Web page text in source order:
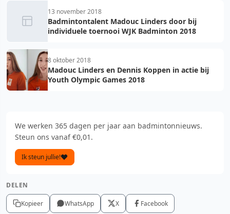
13 november 2018
Badmintontalent Madouc Linders door bij
individuele toernooi WJK Badminton 2018
8 oktober 2018
Madouc Linders en Dennis Koppen in actie bij
Youth Olympic Games 2018
We werken 365 dagen per jaar aan badmintonnieuws.
Steun ons vanaf €0,01.
Ik steun jullie!
DELEN
Kopieer WhatsApp X Facebook